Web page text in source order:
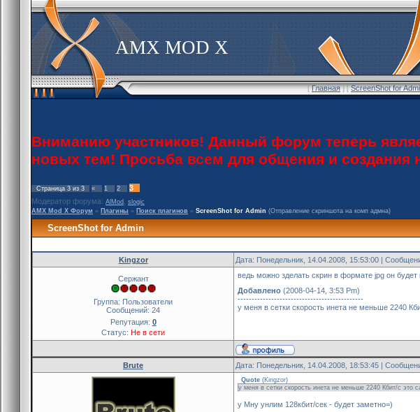
AMX MOD X
[Главная] [ScreenShot for
Вниманию участников! Данный форум теперь
новых тем! Просьба всем для общения и
Страница 3 из 3 « 1 2
3
Модератор форума: AlMod
slogic
AMX Mod X Форум » Плагины » Поиск плагинов » ScreenShot for Admin (Отправление скриншота на комп адмна)
ScreenShot for Admin
Kingzor Дата: Понедельник, 14.04.2008, 15:53:00 |
Сержант
Группа: Пользователи
Сообщений: 24
Репутация: 0
Статус: Не в сети
ведь можно зделать скрин в формате jpg он будет
Добавлено (2008-04-14, 3:53 Pm)
---------------------------------------------
у меня в сетки скорость инета не меньше 2240
Brute Дата: Понедельник, 14.04.2008, 18:53:45 |
Quote (Kingzor)
у меня в сетки скорость инета не меньше 2240 Кбит/с это
у Мну унлим 128кбит/сек - будет заметно=)